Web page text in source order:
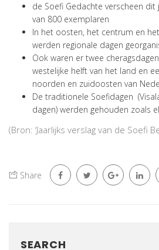
de Soefi Gedachte verscheen
van 800 exemplaren
In het oosten, het centrum en
werden regionale dagen
Ook waren er twee
westelijke helft van het land en
noorden en zuidoosten van
De traditionele Soefidagen
dagen) werden gehouden zoals
(Bron: ‘Jaarlijks verslag van de Soefi
Share
SEARCH